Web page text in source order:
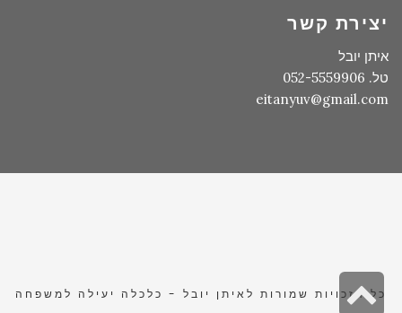
יצירת קשר
איתן יובל
טל. 052-5559906
eitanyuv@gmail.com
כל הזכויות שמורות לאיתן יובל - כלכלה יעילה למשפחה
גלילה